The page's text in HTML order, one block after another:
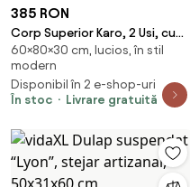
385 RON
Corp Superior Karo, 2 Usi, cu
sticla, Lemn Natural/Alb, 80 x 30
x 60 cm
60×80×30 cm, lucios, în stil
modern
Disponibil în 2 e-shop-uri
În stoc
Livrare gratuită